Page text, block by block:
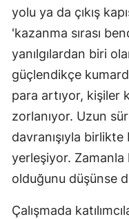
yolu ya da çıkış
'kazanma sırası
yanılgılardan biri
güçlendikçe
para artıyor, kişiler
zorlanıyor. Uzun
davranışıyla
yerleşiyor.
olduğunu düşünse
Çalışmada